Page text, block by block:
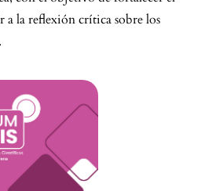
la reflexión crítica sobre los